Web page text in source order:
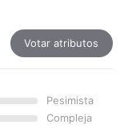
Votar atributos
Pesimista
Compleja